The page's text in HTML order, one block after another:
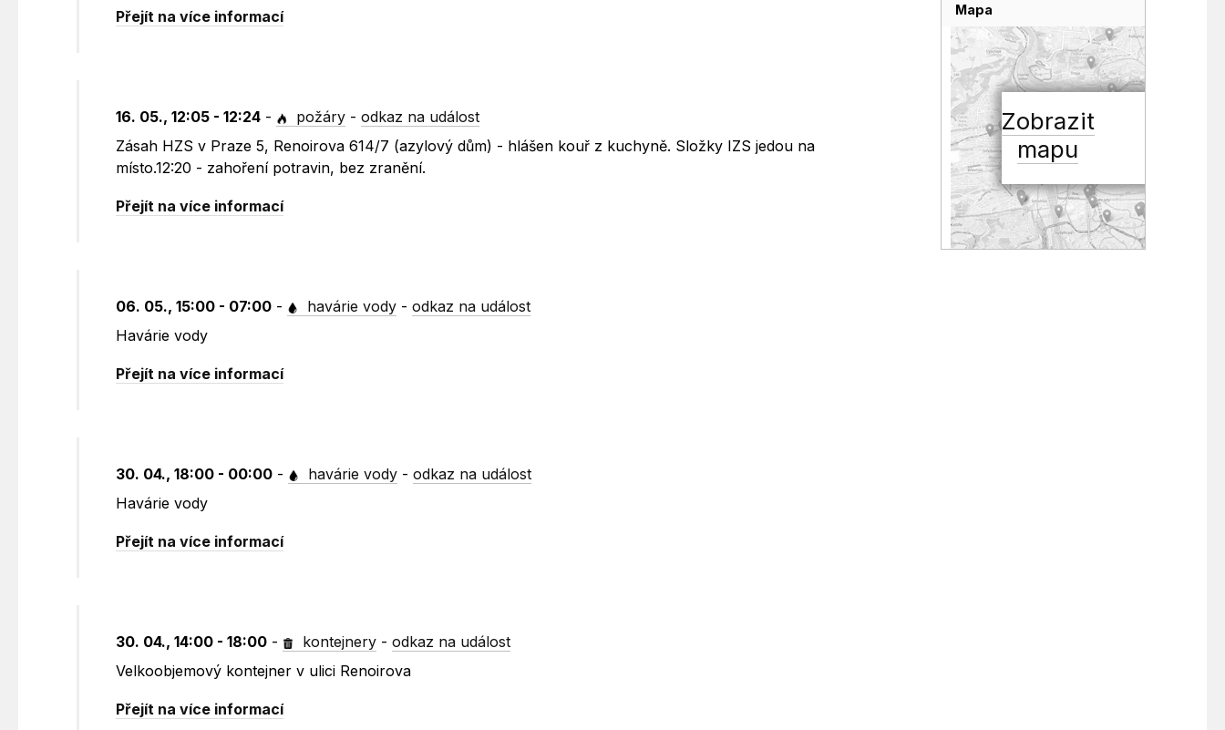
Přejít na více informací
16. 05., 12:05 - 12:24 - požáry -odkaz na událost
Zásah HZS v Praze 5, Renoirova 614/7 (azylový dům) - hlášen kouř z kuchyně. Složky IZS jedou na
místo.12:20 - zahoření potravin, bez zranění.
Přejít na více informací
06. 05., 15:00 - 07:00 - havárie vody -odkaz na událost
Havárie vody
Přejít na více informací
30. 04., 18:00 - 00:00 - havárie vody -odkaz na událost
Havárie vody
Přejít na více informací
30. 04., 14:00 - 18:00 - kontejnery -odkaz na událost
Velkoobjemový kontejner v ulici Renoirova
Přejít na více informací
Mapa
Zobrazit
mapu